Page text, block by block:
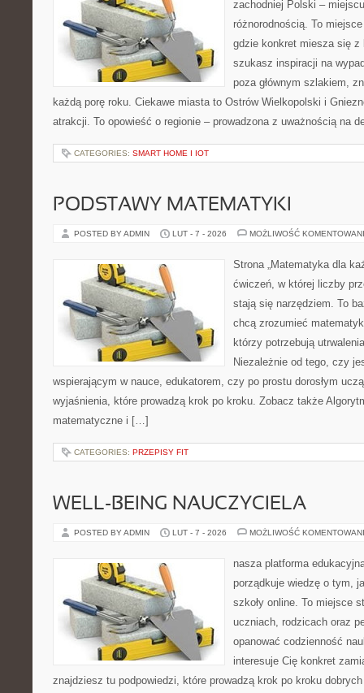
zachodniej Polski –
różnorodnością. To
gdzie konkret miesza się
szukasz inspiracji na
poza głównym szlakiem,
każdą porę roku. Ciekawe miasta to Ostrów Wielkopolski i
atrakcji. To opowieść o regionie – prowadzona z uważnością na
CATEGORIES: SMART HOME I IOT
PODSTAWY MATEMATYKI
POSTED BY ADMIN LUT - 7 - 2026 MOŻLIWOŚĆ
Strona „Matematyka dla
ćwiczeń, w której liczby
stają się narzędziem. To
chcą zrozumieć
którzy potrzebują
Niezależnie od tego, czy
wspierającym w nauce, edukatorem, czy po prostu dorosłym
wyjaśnienia, które prowadzą krok po kroku. Zobacz także
matematyczne i […]
CATEGORIES: PRZEPISY FIT
WELL-BEING NAUCZYCIELA
POSTED BY ADMIN LUT - 7 - 2026 MOŻLIWOŚĆ
nasza platforma
porządkuje wiedzę o tym,
szkoły online. To miejsce
uczniach, rodzicach oraz
opanować codzienność
interesuje Cię konkret
znajdziesz tu podpowiedzi, które prowadzą krok po kroku